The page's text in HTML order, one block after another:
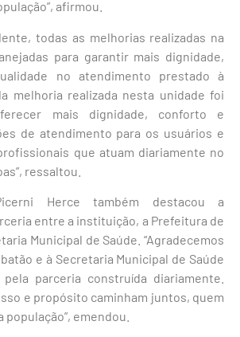
afirmou.
todas as melhorias realizadas na
para garantir mais dignidade,
no atendimento prestado à
melhoria realizada nesta unidade foi
mais dignidade, conforto e
de atendimento para os usuários e
que atuam diariamente no
ressaltou.
Herce também destacou a
entre a instituição, a Prefeitura de
Municipal de Saúde. “Agradecemos
e à Secretaria Municipal de Saúde
parceria construída diariamente.
e propósito caminham juntos, quem
população”, emendou.